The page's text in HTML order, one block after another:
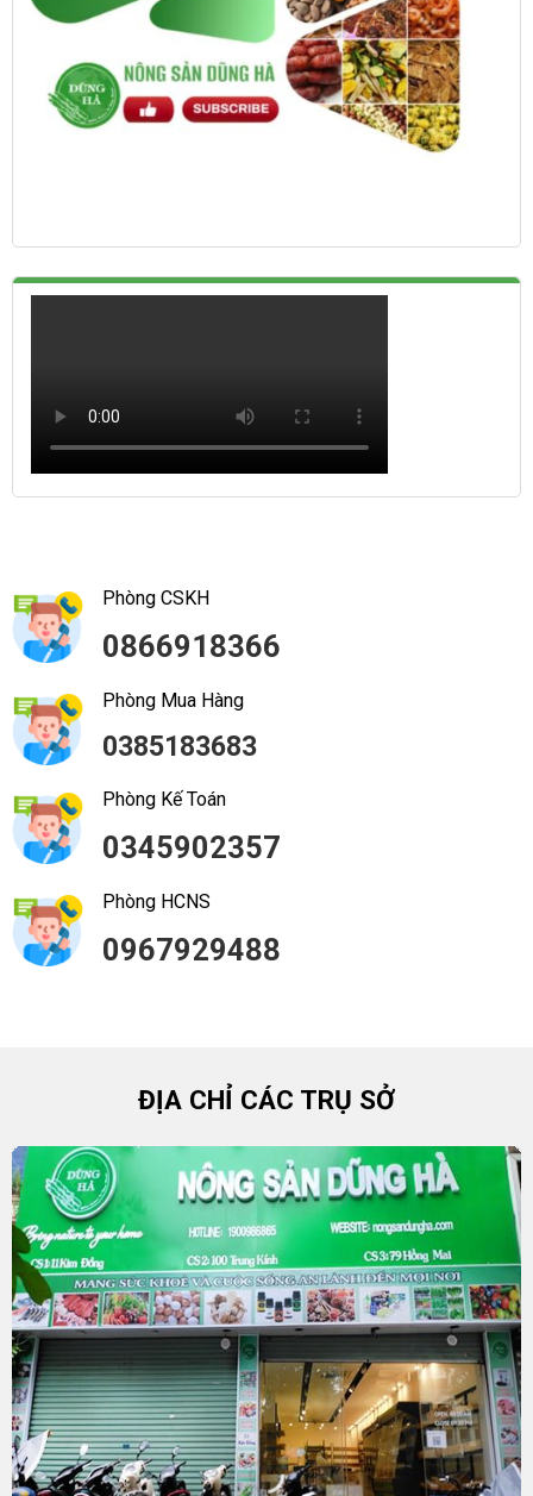
Phòng CSKH
0866918366
Phòng Mua Hàng
0385183683
Phòng Kế Toán
0345902357
Phòng HCNS
0967929488
ĐỊA CHỈ CÁC TRỤ SỞ